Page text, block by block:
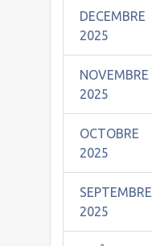
DECEMBRE
2025
NOVEMBRE
2025
OCTOBRE
2025
SEPTEMBRE
2025